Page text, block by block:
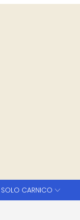
SOLO CARNICO